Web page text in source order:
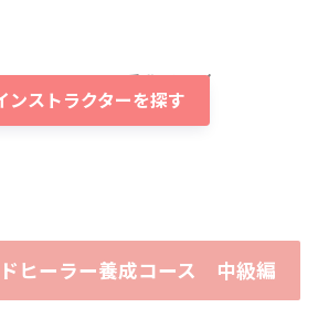
オンラインでも受講可能
ンストラクターを探す
ヒーラー養成コース 中級編